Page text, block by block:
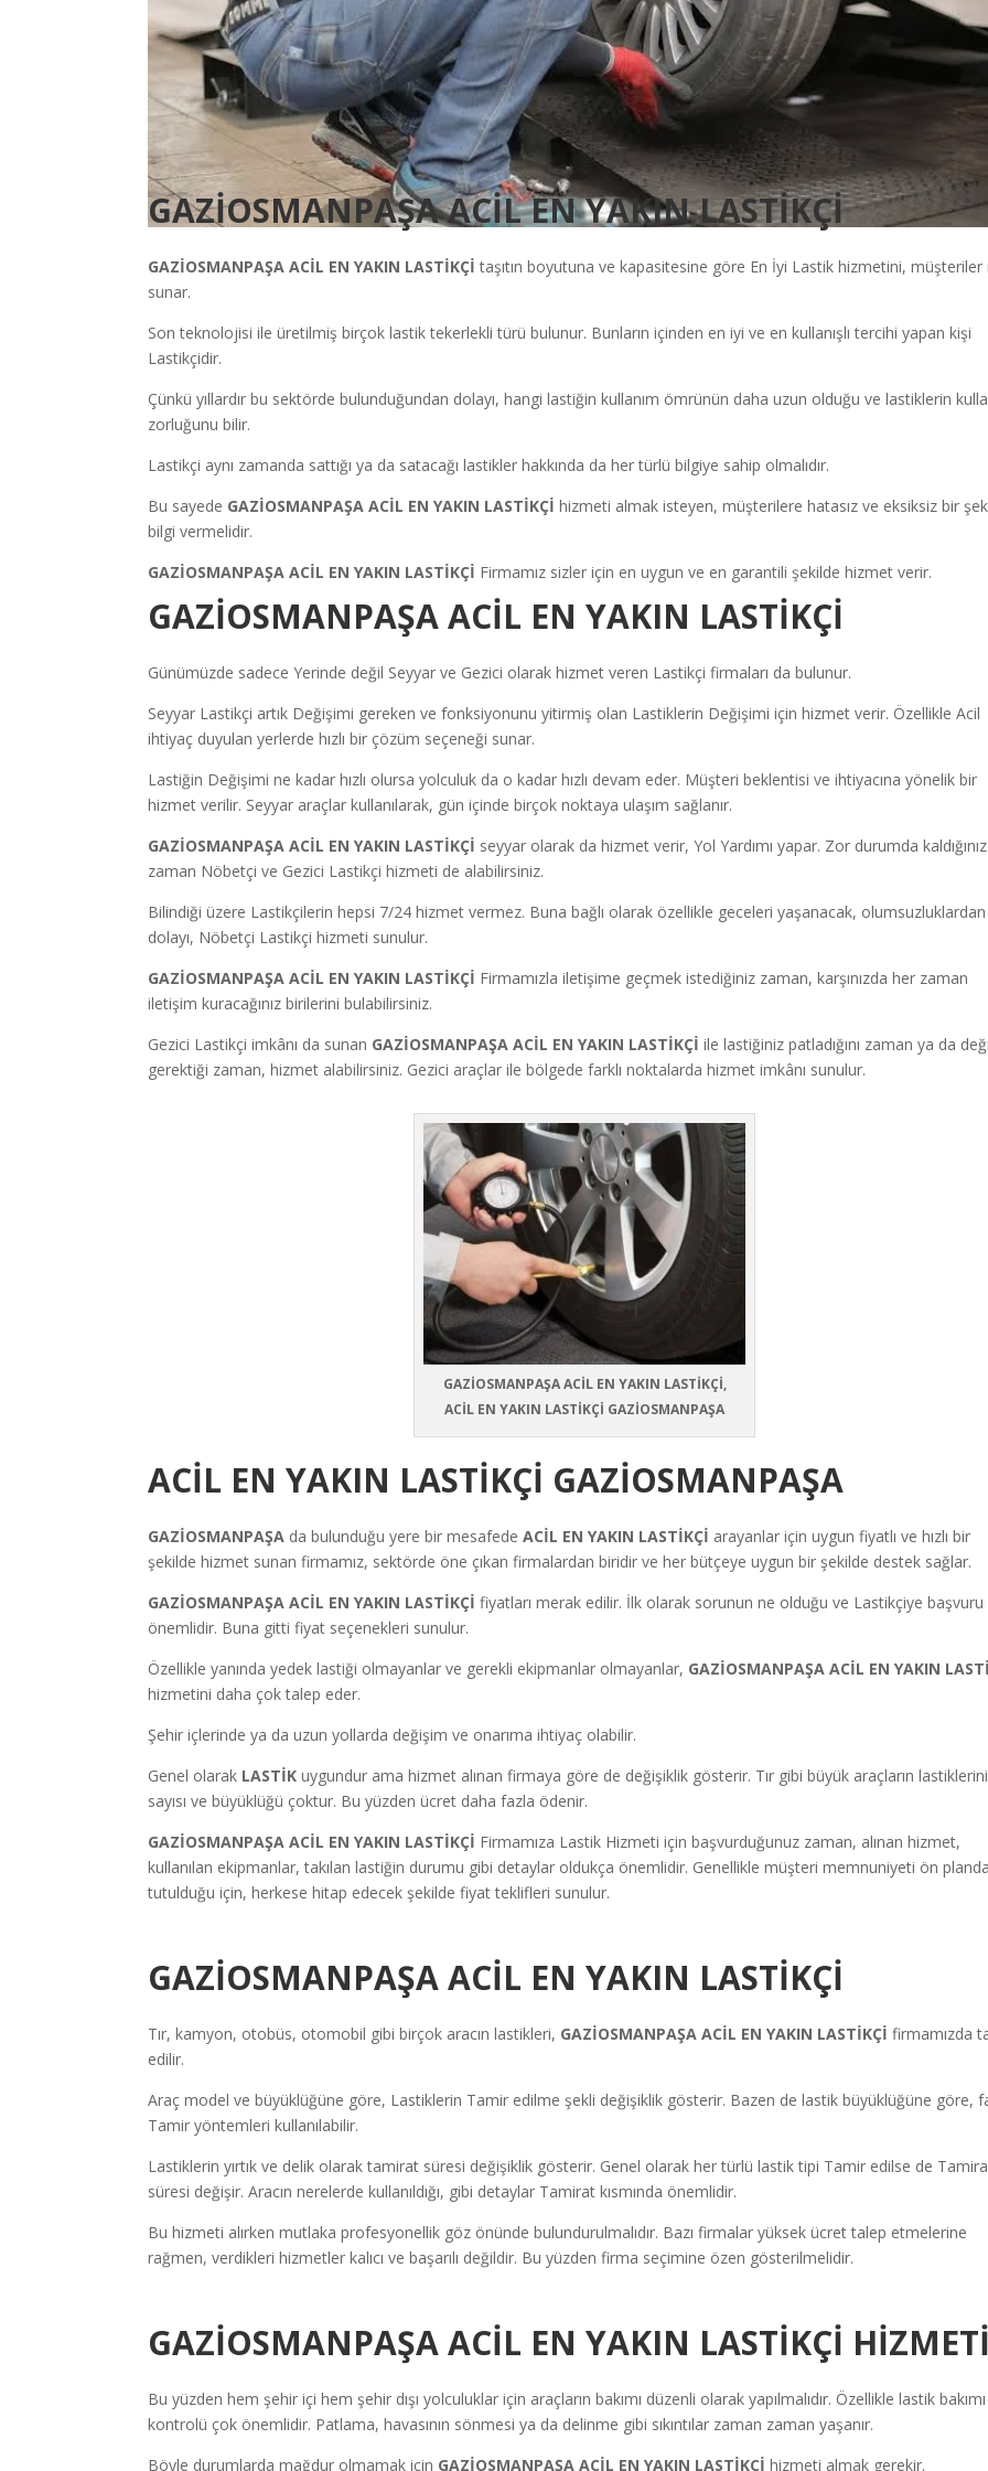
GAZİOSMANPAŞA ACİL EN YAKIN LASTİKÇİ
GAZİOSMANPAŞA ACİL EN YAKIN LASTİKÇİtaşıtın boyutuna ve kapasitesine göre En İyi Lastik hizmetini, müşteriler
sunar.
Son teknolojisi ile üretilmiş birçok lastik tekerlekli türü bulunur. Bunların içinden en iyi ve en kullanışlı tercihi yapan kişi
Lastikçidir.
Çünkü yıllardır bu sektörde bulunduğundan dolayı, hangi lastiğin kullanım ömrünün daha uzun olduğu ve lastiklerin
zorluğunu bilir.
Lastikçi aynı zamanda sattığı ya da satacağı lastikler hakkında da her türlü bilgiye sahip olmalıdır.
Bu sayede GAZİOSMANPAŞA ACİL EN YAKIN LASTİKÇİ hizmeti almak isteyen, müşterilere hatasız ve eksiksiz bir
bilgi vermelidir.
GAZİOSMANPAŞA ACİL EN YAKIN LASTİKÇİ Firmamız sizler için en uygun ve en garantili şekilde hizmet verir.
GAZİOSMANPAŞA ACİL EN YAKIN LASTİKÇİ
Günümüzde sadece Yerinde değil Seyyar ve Gezici olarak hizmet veren Lastikçi firmaları da bulunur.
Seyyar Lastikçi artık Değişimi gereken ve fonksiyonunu yitirmiş olan Lastiklerin Değişimi için hizmet verir. Özellikle Acil
ihtiyaç duyulan yerlerde hızlı bir çözüm seçeneği sunar.
Lastiğin Değişimi ne kadar hızlı olursa yolculuk da o kadar hızlı devam eder. Müşteri beklentisi ve ihtiyacına yönelik bir
hizmet verilir. Seyyar araçlar kullanılarak, gün içinde birçok noktaya ulaşım sağlanır.
GAZİOSMANPAŞA ACİL EN YAKIN LASTİKÇİ seyyar olarak da hizmet verir, Yol Yardımı yapar. Zor durumda kaldığınız
zaman Nöbetçi ve Gezici Lastikçi hizmeti de alabilirsiniz.
Bilindiği üzere Lastikçilerin hepsi 7/24 hizmet vermez. Buna bağlı olarak özellikle geceleri yaşanacak, olumsuzluklardan
dolayı, Nöbetçi Lastikçi hizmeti sunulur.
GAZİOSMANPAŞA ACİL EN YAKIN LASTİKÇİ Firmamızla iletişime geçmek istediğiniz zaman, karşınızda her zaman
iletişim kuracağınız birilerini bulabilirsiniz.
Gezici Lastikçi imkânı da sunan GAZİOSMANPAŞA ACİL EN YAKIN LASTİKÇİ ile lastiğiniz patladığını zaman ya da
gerektiği zaman, hizmet alabilirsiniz. Gezici araçlar ile bölgede farklı noktalarda hizmet imkânı sunulur.
GAZİOSMANPAŞA ACİL EN YAKIN LASTİKÇİ,
ACİL EN YAKIN LASTİKÇİ GAZİOSMANPAŞA
ACİL EN YAKIN LASTİKÇİ GAZİOSMANPAŞA
GAZİOSMANPAŞA da bulunduğu yere bir mesafede ACİL EN YAKIN LASTİKÇİ arayanlar için uygun fiyatlı ve hızlı bir
şekilde hizmet sunan firmamız, sektörde öne çıkan firmalardan biridir ve her bütçeye uygun bir şekilde destek sağlar.
GAZİOSMANPAŞA ACİL EN YAKIN LASTİKÇİfiyatları merak edilir. İlk olarak sorunun ne olduğu ve Lastikçiye başvuru
önemlidir. Buna gitti fiyat seçenekleri sunulur.
Özellikle yanında yedek lastiği olmayanlar ve gerekli ekipmanlar olmayanlar, GAZİOSMANPAŞA ACİL EN YAKIN
hizmetini daha çok talep eder.
Şehir içlerinde ya da uzun yollarda değişim ve onarıma ihtiyaç olabilir.
Genel olarak LASTİK uygundur ama hizmet alınan firmaya göre de değişiklik gösterir. Tır gibi büyük araçların
sayısı ve büyüklüğü çoktur. Bu yüzden ücret daha fazla ödenir.
GAZİOSMANPAŞA ACİL EN YAKIN LASTİKÇİ Firmamıza Lastik Hizmeti için başvurduğunuz zaman, alınan hizmet,
kullanılan ekipmanlar, takılan lastiğin durumu gibi detaylar oldukça önemlidir. Genellikle müşteri memnuniyeti ön
tutulduğu için, herkese hitap edecek şekilde fiyat teklifleri sunulur.
GAZİOSMANPAŞA ACİL EN YAKIN LASTİKÇİ
Tır, kamyon, otobüs, otomobil gibi birçok aracın lastikleri, GAZİOSMANPAŞA ACİL EN YAKIN LASTİKÇİ firmamızda
edilir.
Araç model ve büyüklüğüne göre, Lastiklerin Tamir edilme şekli değişiklik gösterir. Bazen de lastik büyüklüğüne göre,
Tamir yöntemleri kullanılabilir.
Lastiklerin yırtık ve delik olarak tamirat süresi değişiklik gösterir. Genel olarak her türlü lastik tipi Tamir edilse de
süresi değişir. Aracın nerelerde kullanıldığı, gibi detaylar Tamirat kısmında önemlidir.
Bu hizmeti alırken mutlaka profesyonellik göz önünde bulundurulmalıdır. Bazı firmalar yüksek ücret talep etmelerine
rağmen, verdikleri hizmetler kalıcı ve başarılı değildir. Bu yüzden firma seçimine özen gösterilmelidir.
GAZİOSMANPAŞA ACİL EN YAKIN LASTİKÇİ
Bu yüzden hem şehir içi hem şehir dışı yolculuklar için araçların bakımı düzenli olarak yapılmalıdır. Özellikle lastik
kontrolü çok önemlidir. Patlama, havasının sönmesi ya da delinme gibi sıkıntılar zaman zaman yaşanır.
Böyle durumlarda mağdur olmamak için GAZİOSMANPAŞA ACİL EN YAKIN LASTİKÇİhizmeti almak gerekir.